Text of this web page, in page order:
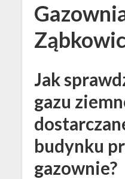
Jak
gazu
budynku
gazownie?